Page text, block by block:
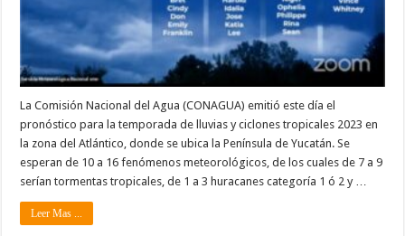
La Comisión Nacional del Agua (CONAGUA) emitió este día el
pronóstico para la temporada de lluvias y ciclones tropicales 2023 en
la zona del Atlántico, donde se ubica la Península de Yucatán. Se
esperan de 10 a 16 fenómenos meteorológicos, de los cuales de 7 a 9
serían tormentas tropicales, de 1 a 3 huracanes categoría 1 ó 2 y …
Leer Mas ...